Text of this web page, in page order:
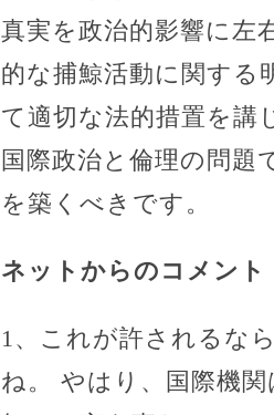
真実を政治的影響に左
的な捕鯨活動に関する
て適切な法的措置を講
国際政治と倫理の問題
を築くべきです。
ネットからのコメント
1、これが許されるな
ね。 やはり、国際機